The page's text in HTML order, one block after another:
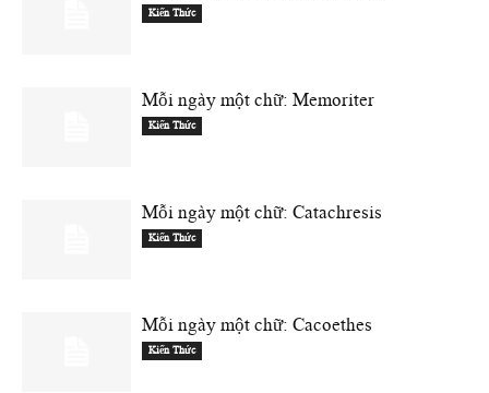
Kiến Thức
Mỗi ngày một chữ: Memoriter
Kiến Thức
Mỗi ngày một chữ: Catachresis
Kiến Thức
Mỗi ngày một chữ: Cacoethes
Kiến Thức